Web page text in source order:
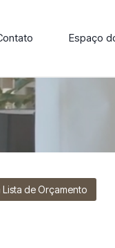
Espaço
poltronas,
Lista de Orçamento